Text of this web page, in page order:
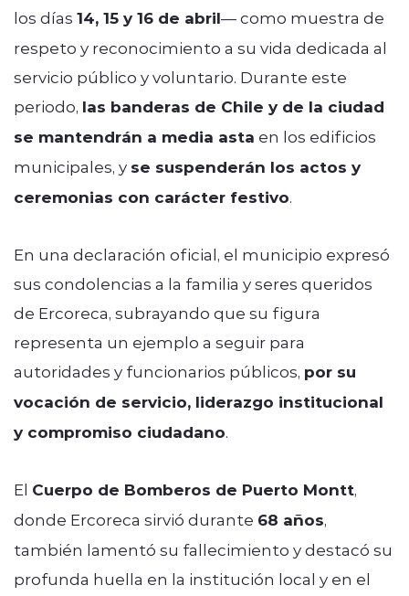
los días 14, 15 y 16 de abril— como muestra de
respeto y reconocimiento a su vida dedicada al
servicio público y voluntario. Durante este
periodo, las banderas de Chile y de la ciudad
se mantendrán a media asta en los edificios
municipales, y se suspenderán los actos y
ceremonias con carácter festivo.
En una declaración oficial, el municipio expresó
sus condolencias a la familia y seres queridos
de Ercoreca, subrayando que su figura
representa un ejemplo a seguir para
autoridades y funcionarios públicos, por su
vocación de servicio, liderazgo institucional
y compromiso ciudadano.
El Cuerpo de Bomberos de Puerto Montt,
donde Ercoreca sirvió durante 68 años,
también lamentó su fallecimiento y destacó su
profunda huella en la institución local y en el